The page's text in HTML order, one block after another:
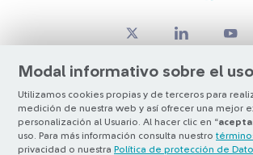
Modal informativo sobre el
Utilizamos cookies propias y de terceros para
medición de nuestra web y así ofrecer una mejor
personalización al Usuario. Al hacer clic en “
uso. Para más información consulta nuestro
privacidad o nuestra Política de protección de
© Copyright Grupo SURA